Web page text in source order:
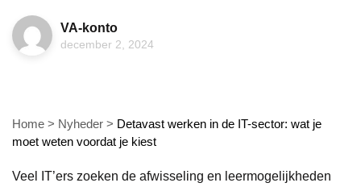
VA-konto
december 2, 2024
Home > Nyheder > Detavast werken in de IT-sector: wat je
moet weten voordat je kiest
Veel IT’ers zoeken de afwisseling en leermogelijkheden